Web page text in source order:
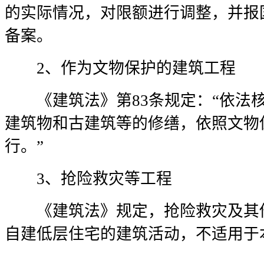
的实际情况，对限额进行调整，并
备案。
2、作为文物保护的建筑工程
《建筑法》第83条规定：“依法
建筑物和古建筑等的修缮，依照文
行。”
3、抢险救灾等工程
《建筑法》规定，抢险救灾及其
自建低层住宅的建筑活动，不适用于